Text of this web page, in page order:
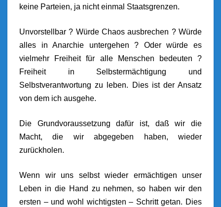
keine Parteien, ja nicht einmal Staatsgrenzen.
Unvorstellbar ? Würde Chaos ausbrechen ? Würde
alles in Anarchie untergehen ? Oder würde es
vielmehr Freiheit für alle Menschen bedeuten ?
Freiheit in Selbstermächtigung und
Selbstverantwortung zu leben. Dies ist der Ansatz
von dem ich ausgehe.
Die Grundvoraussetzung dafür ist, daß wir die
Macht, die wir abgegeben haben, wieder
zurückholen.
Wenn wir uns selbst wieder ermächtigen unser
Leben in die Hand zu nehmen, so haben wir den
ersten – und wohl wichtigsten – Schritt getan. Dies